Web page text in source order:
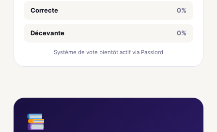
Correcte 0%
Décevante 0%
Système de vote bientôt actif via Passlord